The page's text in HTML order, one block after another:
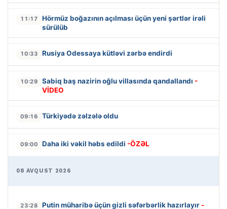
11:17
Hörmüz boğazının açılması üçün yeni şərtlər irəli
sürülüb
10:33 Rusiya Odessaya kütləvi zərbə endirdi
10:29 Sabiq baş nazirin oğlu villasında qandallandı -
VİDEO
09:16 Türkiyədə zəlzələ oldu
09:00 Daha iki vəkil həbs edildi -ÖZƏL
08 AVQUST 2026
23:28 Putin müharibə üçün gizli səfərbərlik hazırlayır -